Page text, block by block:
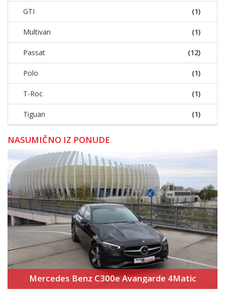
GTI (1)
Multivan (1)
Passat (12)
Polo (1)
T-Roc (1)
Tiguan (1)
NASUMIČNO IZ PONUDE
Mercedes Benz C300e Avangarde 4Matic